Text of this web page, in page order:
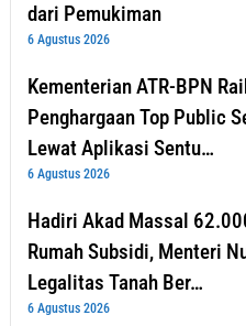
dari Pemukiman
6 Agustus 2026
Kementerian ATR-BPN
Penghargaan Top Public
Lewat Aplikasi Sentu…
6 Agustus 2026
Hadiri Akad Massal
Rumah Subsidi, Menteri
Legalitas Tanah Ber…
6 Agustus 2026